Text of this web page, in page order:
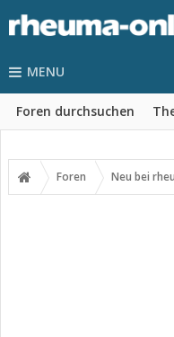
MENU
Foren durchsuchen
Foren Neu bei